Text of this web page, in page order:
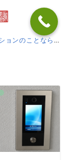
ョンのことなら